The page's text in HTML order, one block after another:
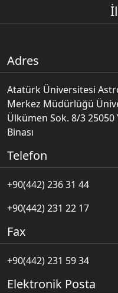
Adres
Atatürk Üniversitesi
Merkez Müdürlüğü
Ülkümen Sok. 8/3 25050
Binası
Telefon
+90(442) 236 31 44
+90(442) 231 22 17
Fax
+90(442) 231 59 34
Elektronik Posta